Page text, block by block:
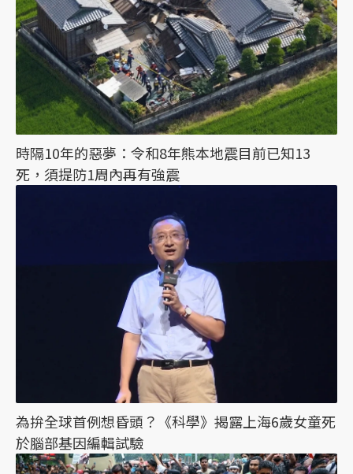
時隔10年的惡夢：令和8年熊本地震目前已知13
死，須提防1周內再有強震
為拚全球首例想昏頭？《科學》揭露上海6歲女童死
於腦部基因編輯試驗